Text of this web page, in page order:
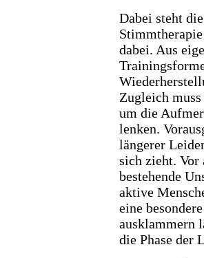
Dabei steht
dabei. Aus
Zugleich
um die
lenken.
längerer
sich zieht. Vor
bestehende
aktive
eine
ausklammern
die Phase der